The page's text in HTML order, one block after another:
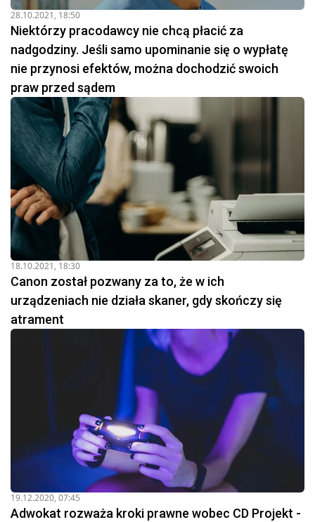
28.10.2021, 18:50
Niektórzy pracodawcy nie chcą płacić za
nadgodziny. Jeśli samo upominanie się o wypłatę
nie przynosi efektów, można dochodzić swoich
praw przed sądem
18.10.2021, 18:30
Canon został pozwany za to, że w ich
urządzeniach nie działa skaner, gdy skończy się
atrament
19.12.2020, 07:45
Adwokat rozważa kroki prawne wobec CD Projekt -